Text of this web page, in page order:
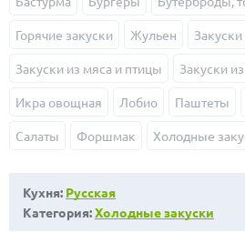
Горячие закуски Жульен
Закуски из мяса и птицы Закуски
Икра овощная Лобио Паштеты
Салаты Форшмак Холодные
Кухня: Русская
Категория:Холодные закуски